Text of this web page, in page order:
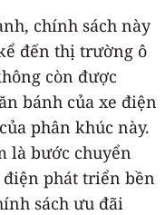
chính sách này
đến thị trường ô
còn được
bánh của xe điện
phân khúc này.
là bước chuyển
phát triển bền
sách ưu đãi